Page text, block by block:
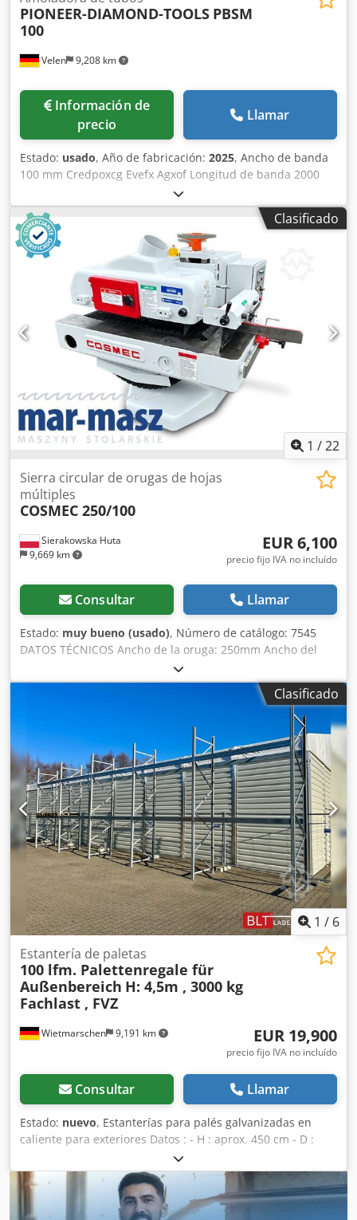
Velen 9,208 km
PIONEER-DIAMOND-TOOLS PBSM
100
Información de
precio
Llamar
Estado: usado, Año de fabricación: 2025, Ancho de banda
100 mm Credpoxcg Evefx Agxof Longitud de banda 2000
mm Velocidad de banda 15/30 m/seg Diámetro del tubo 20
- 76 mm Ángulo ajustable de 30° a 90° Tensión de
conexión 400 V Potencia total requerida 2,5 / 3,3 kW Peso
de la máquina aprox. 0,32 t Espacio necesario aprox. 1,2 x
0,75 x 1,4 m Máquina de exposición, sin usar. Lijadora de
banda con - banda abrasiva K 40 - con 8 rodillos de lijado
Clasificado
1 /22
Sierakowska Huta
9,669 km
Sierra circular de orugas de hojas
múltiples
COSMEC 250/100
EUR 6,100
precio fijo IVA no incluído
Consultar Llamar
Estado: muy bueno (usado), Número de catálogo: 7545
DATOS TÉCNICOS Ancho de la oruga: 250mm Ancho del
eje: 220mm Diámetro máximo del disco: 300mm Diámetro
del orificio del disco: 60mm Altura de corte: 100mm Ancho
de la mesa: 650mm Longitud de la mesa: 1460mm – Parte
superior: 2 filas de trinquetes Eje de avance liso Eje con
sierras Eje liso de avance – Parte inferior: Guía Trinquetes
Oruga Credpfx Agjztad Tsxjf 2 velocidades de avance +
ajuste progresivo Lubricación centralizada Motor de
avance: 1,2kW Motor principal: 21kW Diámetro de la boca
de extracción: 180mm Dimensiones totales L/A/A:
1700x1450x1500mm Peso: aprox. 1800kg – Fabricación
italiana – Documentación técnica DTR – Máquina robusta –
Multisierra usada, en muy buen estado Precio neto: 25.900
PLN Precio neto: 6.160 EUR (en función del cambio de 4,2
EUR) (Los precios pueden variar según fluctuaciones
importantes)
Clasificado
1 / 6
Wietmarschen 9,191 km
Estantería de paletas
100 lfm. Palettenregale für
Außenbereich H: 4,5m , 3000 kg
Fachlast , FVZ
EUR 19,900
precio fijo IVA no incluído
Consultar Llamar
Estado: nuevo, Estanterías para palés galvanizadas en
caliente para exteriores Datos : - H : aprox. 450 cm - D :
aprox. 110 cm - L : aprox. 100,16 metros lineales - Carga:
3000 kg de carga en estantería - Soporte galvanizado en
caliente - Travesaños 270 x 14 x 5 cm, T30 - Vigas
transversales galvanizadas en caliente - Nuevo BLT / PR45